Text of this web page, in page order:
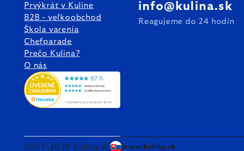
Prvýkrát v Kuline
B2B - veľkoobchod
Škola varenia
Chefparade
Prečo Kulina?
O nás
info@kulina.sk
Reagujeme do 24 hodín
2007–2025 Kulina.sk www.kulina.sk